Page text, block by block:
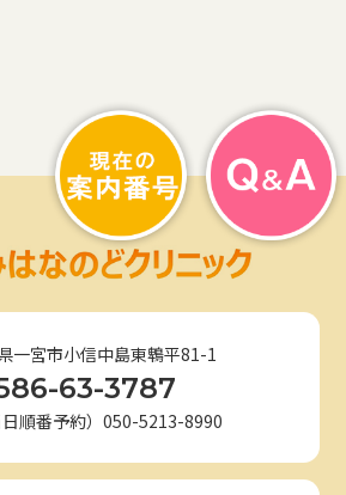
一宮市小信中島東鵯平81-1
63-3787
順番予約）050-5213-8990